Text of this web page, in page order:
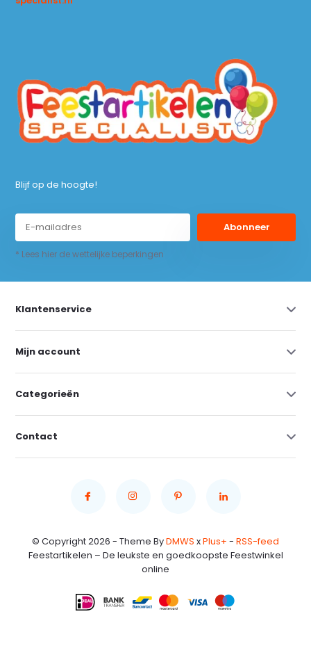
Blijf op de hoogte!
Abonneer
* Lees hier de wettelijke beperkingen
Klantenservice
Mijn account
Categorieën
Contact
© Copyright 2026 - Theme ByDMWS xPlus+ - RSS-feed
Feestartikelen – De leukste en goedkoopste Feestwinkel
online